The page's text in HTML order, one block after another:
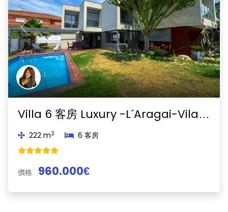
Previous Next
Villa 6 客房 Luxury -L´Aragai-Vilanova i la Geltrú
222 m2 6 客房
價格 960.000€